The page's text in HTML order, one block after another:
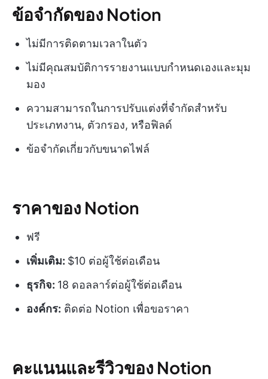
ข้อจำกัดของ Notion
ไม่มีการติดตามเวลาในตัว
ไม่มีคุณสมบัติการรายงานแบบกำหนดเองและมุม
มอง
ความสามารถในการปรับแต่งที่จำกัดสำหรับ
ประเภทงาน, ตัวกรอง, หรือฟิลด์
ข้อจำกัดเกี่ยวกับขนาดไฟล์
ราคาของ Notion
ฟรี
เพิ่มเติม: $10 ต่อผู้ใช้ต่อเดือน
ธุรกิจ: 18 ดอลลาร์ต่อผู้ใช้ต่อเดือน
องค์กร: ติดต่อ Notion เพื่อขอราคา
คะแนนและรีวิวของ Notion